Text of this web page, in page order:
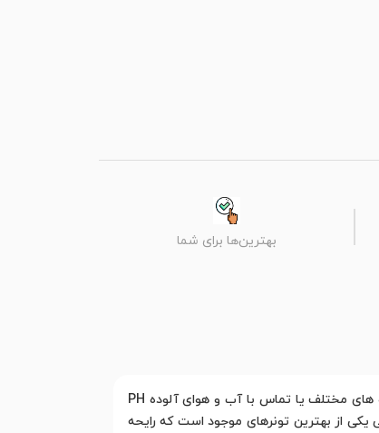
بهترین‌ها برای شما
تونرها نوعی محصول مراقبتی هستند و با ترکیباتی که دارند به تقویت و تغذیه سلول های پوستی کمک می کنند. استفاده از شوینده های مختلف یا تماس با آب و هوای آلوده PH
یکی از بهترین تونرهای موجود است که رایحه